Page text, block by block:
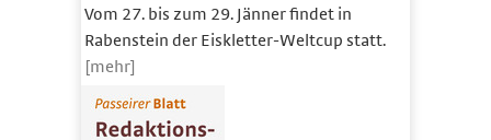
Vom 27. bis zum 29. Jänner findet in
Rabenstein der Eiskletter-Weltcup statt.
[mehr]